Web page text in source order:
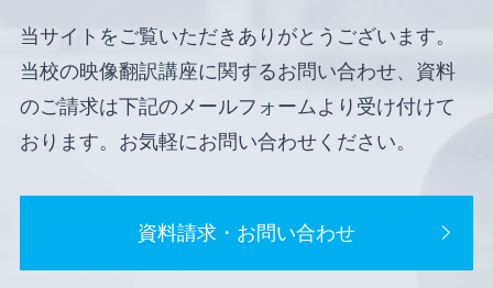
当サイトをご覧いただきありがとうございます。
当校の映像翻訳講座に関するお問い合わせ、資料
のご請求は下記のメールフォームより受け付けて
おります。お気軽にお問い合わせください。
資料請求・お問い合わせ